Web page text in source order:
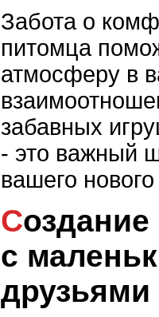
Забота о
питомца
атмосферу в
забавных
- это важный
вашего
Создание модного стиля жизни
с
друзьями